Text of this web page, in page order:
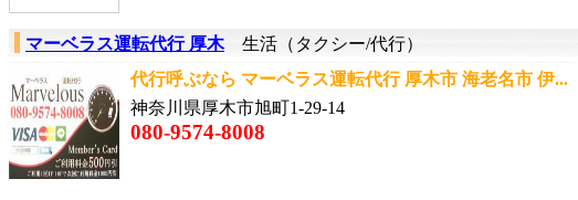
マーベラス運転代行 厚木生活（タクシー/代行）
代行呼ぶなら マーベラス運転代行 厚木市 海老名市 伊...
神奈川県厚木市旭町1-29-14
080-9574-8008